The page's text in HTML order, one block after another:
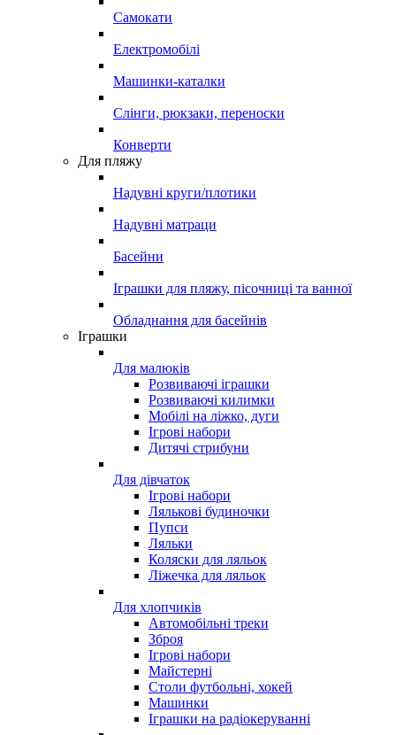
Самокати
Електромобілі
Машинки-каталки
Слінги, рюкзаки, переноски
Конверти
Для пляжу
Надувні круги/плотики
Надувні матраци
Басейни
Іграшки для пляжу, пісочниці та ванної
Обладнання для басейнів
Іграшки
Для малюків
Розвиваючі іграшки
Розвиваючі килимки
Мобілі на ліжко, дуги
Ігрові набори
Дитячі стрибуни
Для дівчаток
Ігрові набори
Лялькові будиночки
Пупси
Ляльки
Коляски для ляльок
Ліжечка для ляльок
Для хлопчиків
Автомобільні треки
Зброя
Ігрові набори
Майстерні
Столи футбольні, хокей
Машинки
Іграшки на радіокеруванні